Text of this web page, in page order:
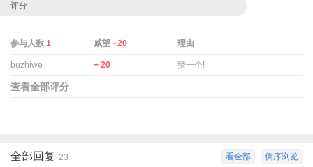
评分
参与人数 1 威望+20 理由
buzhiwe + 20 赞一个!
查看全部评分
倒序浏览
看全部
全部回复 23